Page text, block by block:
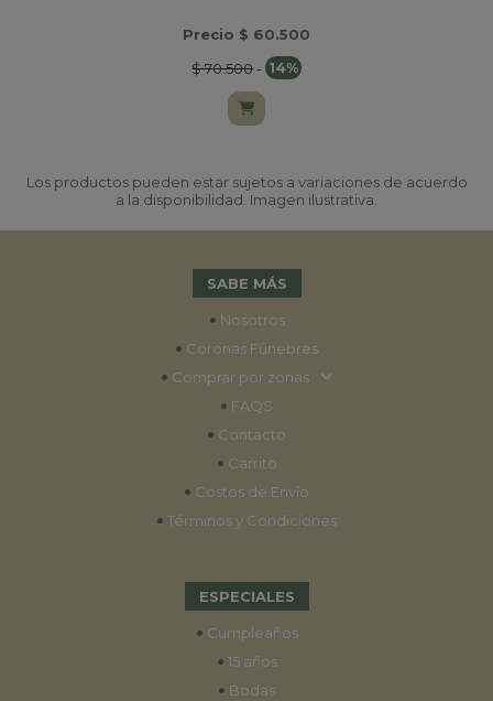
Precio $ 60.500
$ 70.500- 14%
Los productos pueden estar sujetos a variaciones de acuerdo
a la disponibilidad. Imagen ilustrativa.
SABE MÁS
• Nosotros
• Coronas Fúnebres
• Comprar por zonas
• FAQS
• Contacto
• Carrito
• Costos de Envío
• Términos y Condiciones
ESPECIALES
• Cumpleaños
• 15 años
• Bodas